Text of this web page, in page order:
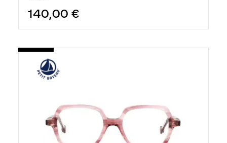
140,00 €